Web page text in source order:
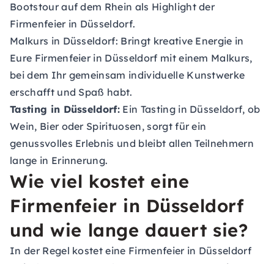
Bootstour auf dem Rhein als Highlight der
Firmenfeier in Düsseldorf.
Malkurs in Düsseldorf: Bringt kreative Energie in
Eure Firmenfeier in Düsseldorf mit einem Malkurs,
bei dem Ihr gemeinsam individuelle Kunstwerke
erschafft und Spaß habt.
Tasting in Düsseldorf: Ein Tasting in Düsseldorf, ob
Wein, Bier oder Spirituosen, sorgt für ein
genussvolles Erlebnis und bleibt allen Teilnehmern
lange in Erinnerung.
Wie viel kostet eine
Firmenfeier in Düsseldorf
und wie lange dauert sie?
In der Regel kostet eine Firmenfeier in Düsseldorf